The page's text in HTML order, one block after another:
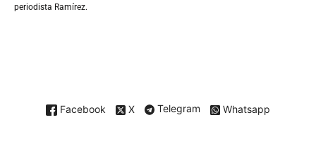
periodista Ramírez.
Facebook X Telegram Whatsapp